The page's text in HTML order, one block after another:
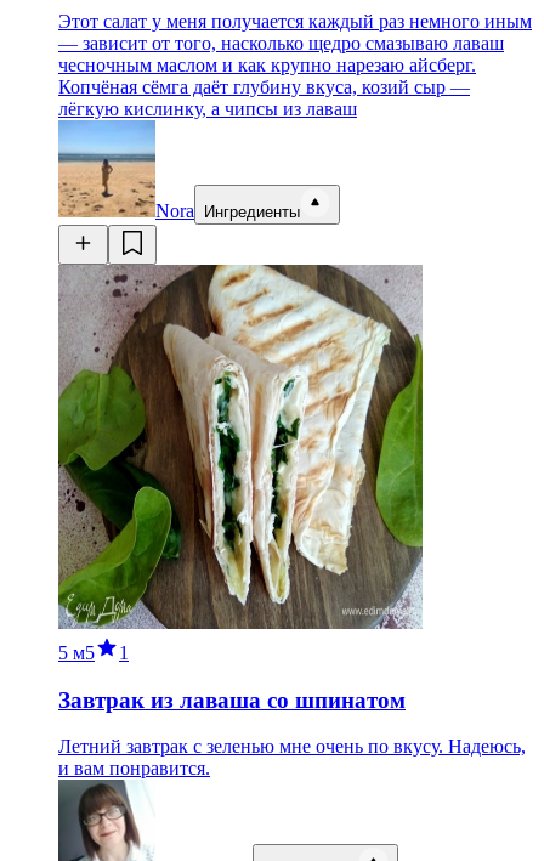
Этот салат у меня получается каждый раз немного иным
— зависит от того, насколько щедро смазываю лаваш
чесночным маслом и как крупно нарезаю айсберг.
Копчёная сёмга даёт глубину вкуса, козий сыр —
лёгкую кислинку, а чипсы из лаваш
Nora Ингредиенты
5 м5 1
Завтрак из лаваша со шпинатом
Летний завтрак с зеленью мне очень по вкусу. Надеюсь,
и вам понравится.